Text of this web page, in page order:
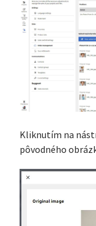
Kliknutím na
pôvodného